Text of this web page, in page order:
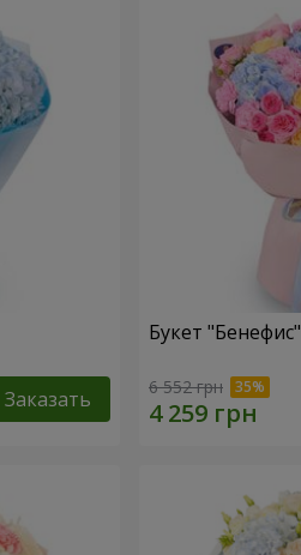
Заказать
Букет "Бенефис"
6 552 грн